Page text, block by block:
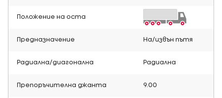
Положение на оста
Предназначение На/извън пътя
Радиална/диагонална Радиална
Препоръчителна джанта 9.00